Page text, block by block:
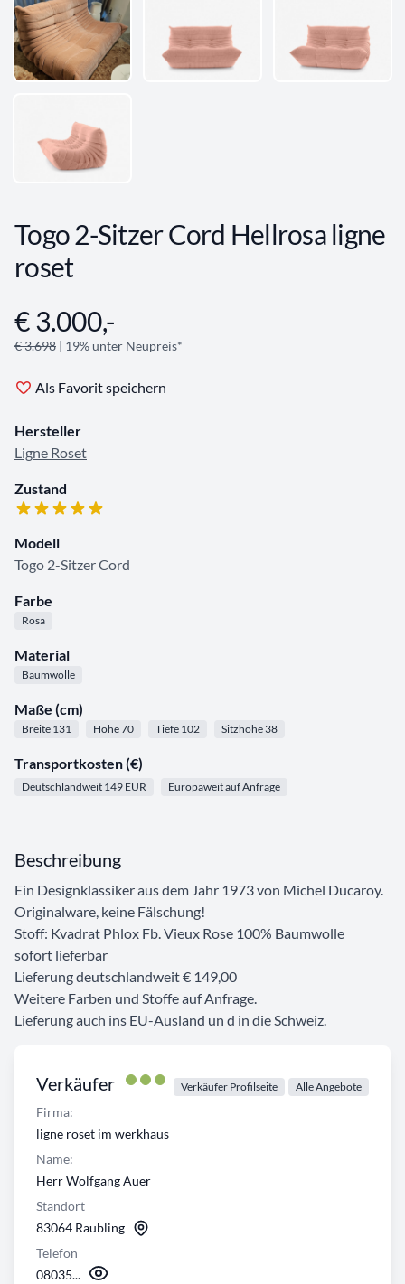
Togo 2-Sitzer Cord Hellrosa ligne
roset
Angebotsinformationen
€ 3.000,-
€ 3.698 | 19% unter Neupreis*
Als Favorit speichern
Hersteller
Ligne Roset
Zustand
Modell
Togo 2-Sitzer Cord
Farbe
Rosa
Material
Baumwolle
Maße (cm)
Breite 131 Höhe 70 Tiefe 102 Sitzhöhe 38
Transportkosten (€)
Deutschlandweit 149 EUR Europaweit auf Anfrage
Verkäufer Verkäufer Profilseite Alle Angebote
Firma:
ligne roset im werkhaus
Name:
Herr Wolfgang Auer
Standort
83064 Raubling
Telefon
08035...
Beschreibung
Ein Designklassiker aus dem Jahr 1973 von Michel Ducaroy.
Originalware, keine Fälschung!
Stoff: Kvadrat Phlox Fb. Vieux Rose 100% Baumwolle
sofort lieferbar
Lieferung deutschlandweit € 149,00
Weitere Farben und Stoffe auf Anfrage.
Lieferung auch ins EU-Ausland un d in die Schweiz.